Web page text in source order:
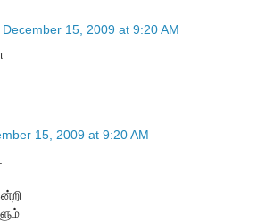
December 15, 2009 at 9:20 AM
15, 2009 at 9:20 AM